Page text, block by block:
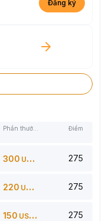
Đăng ký
Điểm
300 USDT 275
220 USDT 275
150 USDT 275